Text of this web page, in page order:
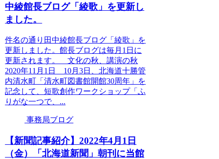
中綾館長ブログ「綾歌」を更新し
ました。
件名の通り田中綾館長ブログ「綾歌」を
更新しました。館長ブログは毎月1日に
更新されます。 文化の秋、講演の秋
2020年11月1日 10月3日、北海道十勝管
内清水町「清水町図書館開館30周年」を
記念して、短歌創作ワークショップ「ふ
りがな一つで、...
事務局ブログ
【新聞記事紹介】2022年4月1日
（金）「北海道新聞」朝刊に当館